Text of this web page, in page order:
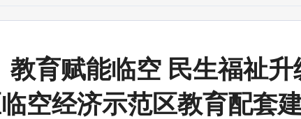
教育赋能临空 民生福祉升
空经济示范区教育配套